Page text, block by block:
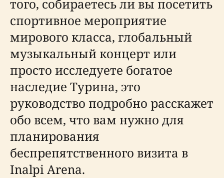
того, собираетесь ли вы посетить
спортивное мероприятие
мирового класса, глобальный
музыкальный концерт или
просто исследуете богатое
наследие Турина, это
руководство подробно расскажет
обо всем, что вам нужно для
планирования
беспрепятственного визита в
Inalpi Arena.